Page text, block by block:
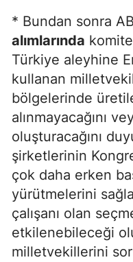
* Bundan sonra
alımlarında
Türkiye aleyhine
kullanan
bölgelerinde
alınmayacağını
oluşturacağını
şirketlerinin
çok daha erken
yürütmelerini
çalışanı olan
etkilenebileceği
milletvekillerini